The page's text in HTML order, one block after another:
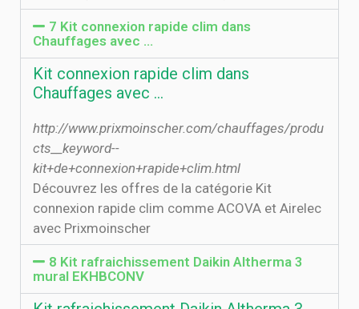
7 Kit connexion rapide clim dans
Chauffages avec …
Kit connexion rapide clim dans
Chauffages avec …
http://www.prixmoinscher.com/chauffages/produ
cts__keyword--
kit+de+connexion+rapide+clim.html
Découvrez les offres de la catégorie Kit
connexion rapide clim comme ACOVA et Airelec
avec Prixmoinscher
8 Kit rafraichissement Daikin Altherma 3
mural EKHBCONV